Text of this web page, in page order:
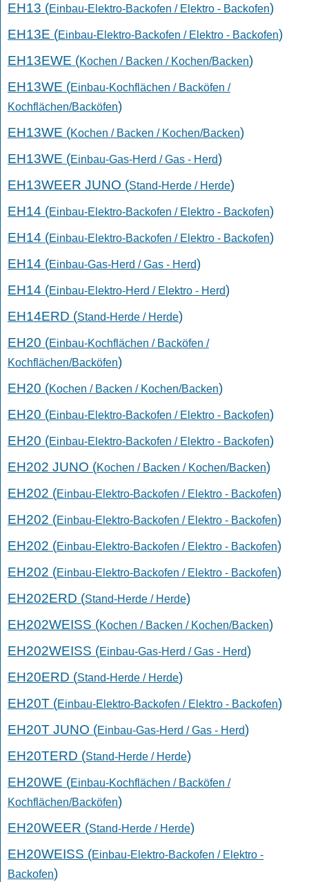
EH13 (Einbau-Elektro-Backofen / Elektro - Backofen)
EH13E (Einbau-Elektro-Backofen / Elektro - Backofen)
EH13EWE (Kochen / Backen / Kochen/Backen)
EH13WE (Einbau-Kochflächen / Backöfen /
Kochflächen/Backöfen)
EH13WE (Kochen / Backen / Kochen/Backen)
EH13WE (Einbau-Gas-Herd / Gas - Herd)
EH13WEER JUNO (Stand-Herde / Herde)
EH14 (Einbau-Elektro-Backofen / Elektro - Backofen)
EH14 (Einbau-Elektro-Backofen / Elektro - Backofen)
EH14 (Einbau-Gas-Herd / Gas - Herd)
EH14 (Einbau-Elektro-Herd / Elektro - Herd)
EH14ERD (Stand-Herde / Herde)
EH20 (Einbau-Kochflächen / Backöfen /
Kochflächen/Backöfen)
EH20 (Kochen / Backen / Kochen/Backen)
EH20 (Einbau-Elektro-Backofen / Elektro - Backofen)
EH20 (Einbau-Elektro-Backofen / Elektro - Backofen)
EH202 JUNO (Kochen / Backen / Kochen/Backen)
EH202 (Einbau-Elektro-Backofen / Elektro - Backofen)
EH202 (Einbau-Elektro-Backofen / Elektro - Backofen)
EH202 (Einbau-Elektro-Backofen / Elektro - Backofen)
EH202 (Einbau-Elektro-Backofen / Elektro - Backofen)
EH202ERD (Stand-Herde / Herde)
EH202WEISS (Kochen / Backen / Kochen/Backen)
EH202WEISS (Einbau-Gas-Herd / Gas - Herd)
EH20ERD (Stand-Herde / Herde)
EH20T (Einbau-Elektro-Backofen / Elektro - Backofen)
EH20T JUNO (Einbau-Gas-Herd / Gas - Herd)
EH20TERD (Stand-Herde / Herde)
EH20WE (Einbau-Kochflächen / Backöfen /
Kochflächen/Backöfen)
EH20WEER (Stand-Herde / Herde)
EH20WEISS (Einbau-Elektro-Backofen / Elektro -
Backofen)